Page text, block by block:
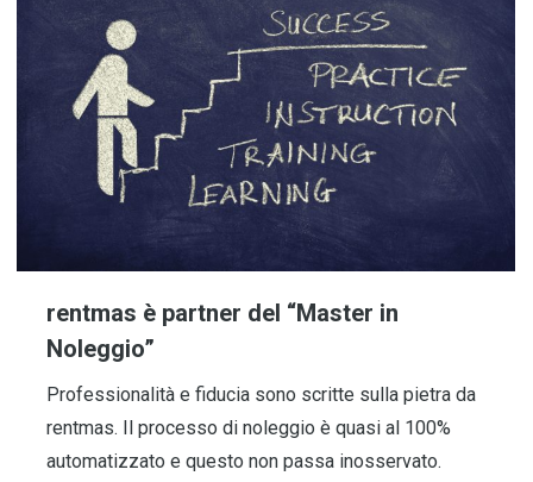
rentmas è partner del “Master in
Noleggio”
Professionalità e fiducia sono scritte sulla pietra da
rentmas. Il processo di noleggio è quasi al 100%
automatizzato e questo non passa inosservato.